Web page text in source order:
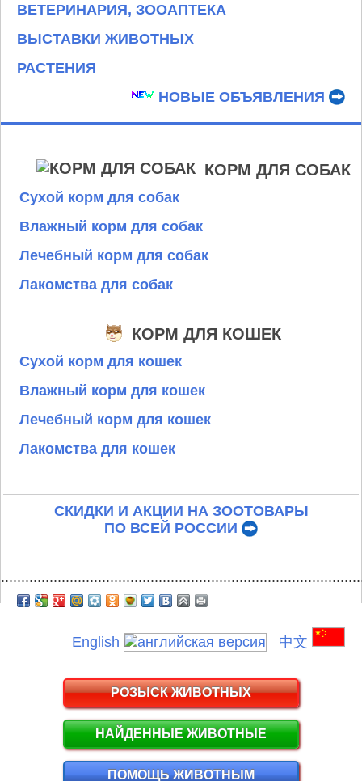
ВЕТЕРИНАРИЯ, ЗООАПТЕКА
ВЫСТАВКИ ЖИВОТНЫХ
РАСТЕНИЯ
НОВЫЕ ОБЪЯВЛЕНИЯ
КОРМ ДЛЯ СОБАК
Сухой корм для собак
Влажный корм для собак
Лечебный корм для собак
Лакомства для собак
КОРМ ДЛЯ КОШЕК
Сухой корм для кошек
Влажный корм для кошек
Лечебный корм для кошек
Лакомства для кошек
СКИДКИ И АКЦИИ НА ЗООТОВАРЫ
ПО ВСЕЙ РОССИИ
English 中文
РОЗЫСК ЖИВОТНЫХ
НАЙДЕННЫЕ ЖИВОТНЫЕ
ПОМОЩЬ ЖИВОТНЫМ